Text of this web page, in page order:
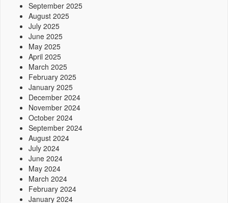
September 2025
August 2025
July 2025
June 2025
May 2025
April 2025
March 2025
February 2025
January 2025
December 2024
November 2024
October 2024
September 2024
August 2024
July 2024
June 2024
May 2024
March 2024
February 2024
January 2024